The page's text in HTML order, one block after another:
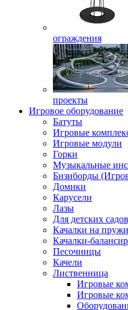
ограждения
проекты
Игровое оборудование
Батуты
Игровые
Игровые модули
Горки
Музыкальные
Бизиборды
Домики
Карусели
Лазы
Для детских садов
Качалки на
Качалки-
Песочницы
Качели
Лиственница
Игровые
Игровые